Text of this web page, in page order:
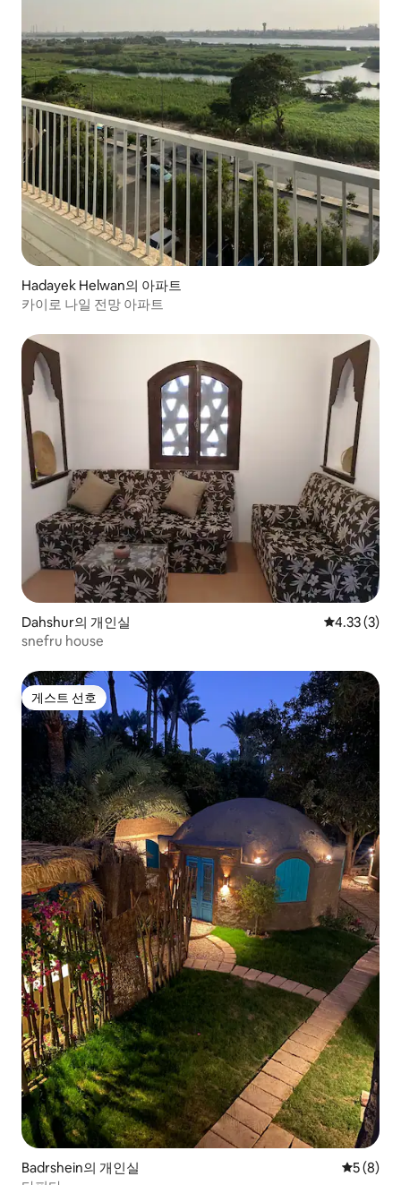
Hadayek Helwan의 아파트
카이로 나일 전망 아파트
Dahshur의 개인실 평점 4.33점
4.33 (3)
snefru house
게스트 선호
게스트 선호
Badrshein의 개인실 평점 5점
5 (8)